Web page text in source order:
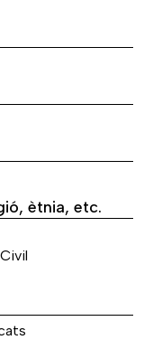
ètnia, etc.